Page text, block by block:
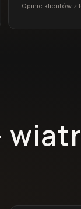
Opinie klientów z